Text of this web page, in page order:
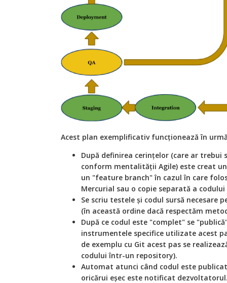
Acest plan exemplificativ funcționează în
După definirea cerințelor (care ar trebui
conform mentalității Agile) este creat
un "feature branch" în cazul în care
Mercurial sau o copie separată a codului
Se scriu testele și codul sursă necesare
(în această ordine dacă respectăm
După ce codul este "complet" se
instrumentele specifice utilizate acest
de exemplu cu Git acest pas se
codului într-un repository).
Automat atunci când codul este
oricărui eșec este notificat